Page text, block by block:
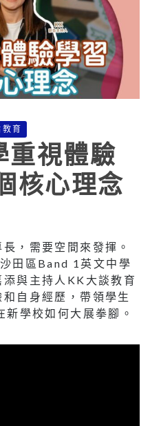
育
重視體驗
核心理念
，需要空間來發揮。
田區Band 1英文中學
與主持人KK大談教育
自身經歷，帶領學生
學校如何大展拳腳。